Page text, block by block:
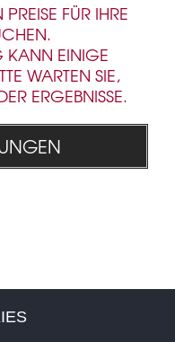
FÜR IHRE
KANN EINIGE
WARTEN SIE,
ERGEBNISSE.